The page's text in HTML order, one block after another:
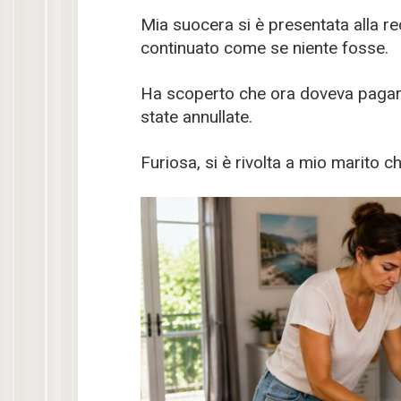
Mia suocera si è presentata alla
continuato come se niente fosse.
Ha scoperto che ora doveva
state annullate.
Furiosa, si è rivolta a mio marito